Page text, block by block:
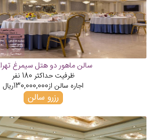
سالن ماهور دو هتل سیمرغ
ظرفیت حداکثر 180 نفر
اجاره سالن از130,000,000ریال
رزرو سالن